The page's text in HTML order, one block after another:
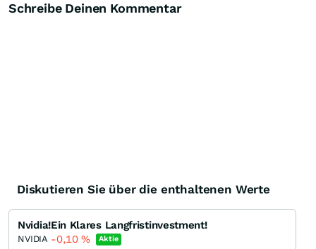
Schreibe Deinen Kommentar
Diskutieren Sie über die enthaltenen Werte
Nvidia!Ein Klares Langfristinvestment!
NVIDIA -0,10% Aktie